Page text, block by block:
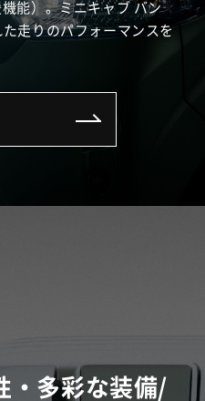
能）。ミニキャブ バン
走りのパフォーマンスを
・多彩な装備/